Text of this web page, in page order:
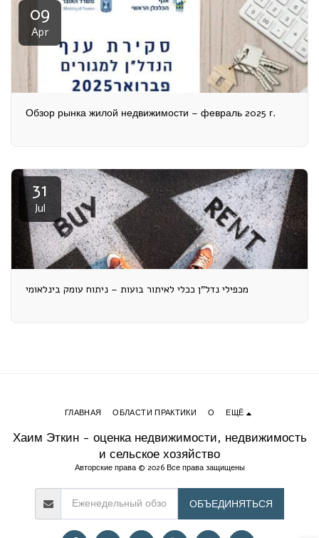
09
Apr
Обзор рынка жилой недвижимости – февраль 2025 г.
31
Jul
מכפילי נדל"ן ככלי לאיתור בועות – ניתוח עומק בינלאומי
Хаим Эткин - оценка недвижимости, недвижимость
и сельское хозяйство
Авторские права © 2026 Все права защищены
ГЛАВНАЯ ОБЛАСТИ ПРАКТИКИ О ЕЩЁ
ОБЪЕДИНЯТЬСЯ